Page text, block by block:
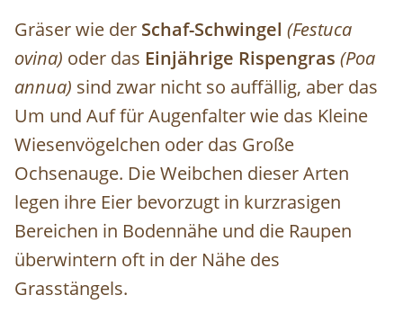
Gräser wie der Schaf-Schwingel (Festuca
ovina) oder das Einjährige Rispengras (Poa
annua) sind zwar nicht so auffällig, aber das
Um und Auf für Augenfalterwie das Kleine
Wiesenvögelchen oder das Große
Ochsenauge. DieWeibchen dieser Arten
legen ihre Eier bevorzugt in kurzrasigen
Bereichen in Bodennähe und die Raupen
überwintern oft in der Nähe des
Grasstängels.